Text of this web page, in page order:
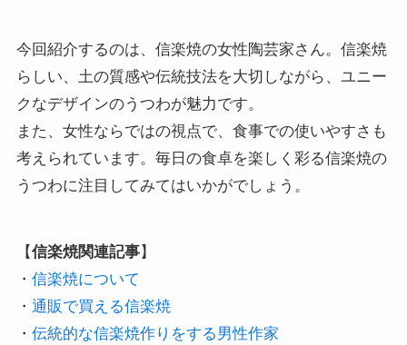
今回紹介するのは、信楽焼の女性陶芸家さん。信楽焼
らしい、土の質感や伝統技法を大切しながら、ユニー
クなデザインのうつわが魅力です。
また、女性ならではの視点で、食事での使いやすさも
考えられています。毎日の食卓を楽しく彩る信楽焼の
うつわに注目してみてはいかがでしょう。
【信楽焼関連記事】
・ 信楽焼について
・ 通販で買える信楽焼
・ 伝統的な信楽焼作りをする男性作家